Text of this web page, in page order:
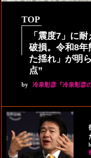
TOP
「震度7」に
破損。令和8年
た揺れ」が明
点”
by 冷泉彰彦『冷泉彰彦